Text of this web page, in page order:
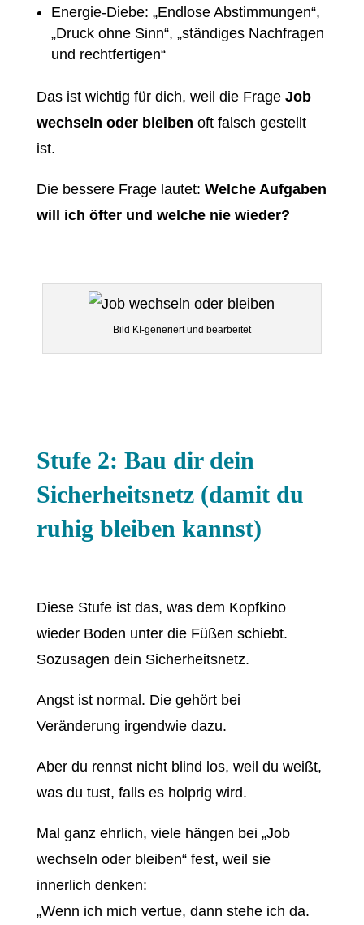
Energie-Diebe: „Endlose Abstimmungen“,
„Druck ohne Sinn“, „ständiges Nachfragen
und rechtfertigen“
Das ist wichtig für dich, weil die Frage Job
wechseln oder bleiben oft falsch gestellt
ist.
Die bessere Frage lautet: Welche Aufgaben
will ich öfter und welche nie wieder?
Bild KI-generiert und bearbeitet
Stufe 2: Bau dir dein
Sicherheitsnetz (damit du
ruhig bleiben kannst)
Diese Stufe ist das, was dem Kopfkino
wieder Boden unter die Füßen schiebt.
Sozusagen dein Sicherheitsnetz.
Angst ist normal. Die gehört bei
Veränderung irgendwie dazu.
Aber du rennst nicht blind los, weil du weißt,
was du tust, falls es holprig wird.
Mal ganz ehrlich, viele hängen bei „Job
wechseln oder bleiben“ fest, weil sie
innerlich denken:
„Wenn ich mich vertue, dann stehe ich da.